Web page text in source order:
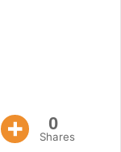
0
Shares